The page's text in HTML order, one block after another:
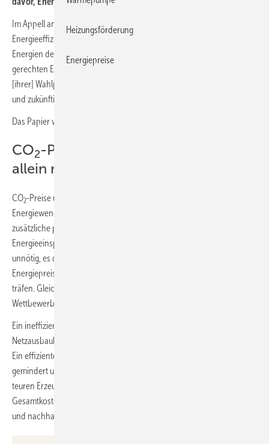
Im Appell an die Parteien vor der Bundestagswahl 2025 heißt es,
Energieeffizienz sei „gemeinsam mit dem Ausbau erneuerbarer
Energien der Schlüssel zu einer nachhaltigen, bezahlbaren und sozial
gerechten Energiewende“. Sie rufen auf, diese „in den Mittelpunkt
[ihrer] Wahlprogramme, der kommenden Koalitionsverhandlungen
und zukünftigen Regierungsarbeit zu stellen.“
Das Papier wurde am 15. Januar 2025 vorgestellt.
CO2-Preise und -Anforderungen
allein nicht genug
CO2-Preise und -Anforderungen allein reichten nicht aus, um die
Energiewende voranzutreiben, betont die Expertengruppe. Ohne
zusätzliche politische Maßnahmen zur Energieeffizienz und
Energieeinsparung stiegen nicht nur die Kosten der Energiewende
unnötig, es drohten auch soziale Schieflagen, da steigende
Energiepreise einkommensschwache Haushalte besonders hart
träfen. Gleichzeitig seien Unternehmen bei mangelnder Effizienz
Wettbewerbsnachteilen ausgesetzt.
Ein ineffizienter Energieeinsatz führe zudem zu unnötig hohen
Netzausbaukosten und höheren Belastungen für das Energiesystem.
Ein effizienter Energieverbrauch könnten hingegen Lastspitzen
gemindert und das Energiesystems stabilisiert werden. Der Bedarf an
teuren Erzeugungs- und Speicherinfrastrukturen sowie die
Gesamtkosten und Risiken für die Gesellschaft würden so wirksam
und nachhaltig begrenzt.
Heizungsförderung
Energiepreise